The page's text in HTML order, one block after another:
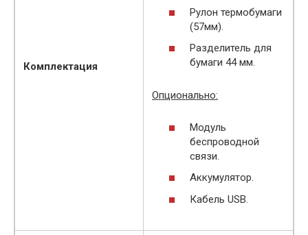
Комплектация
Рулон термобумаги
(57мм).
Разделитель для
бумаги 44 мм.
Опционально:
Модуль
беспроводной
связи.
Аккумулятор.
Кабель USB.